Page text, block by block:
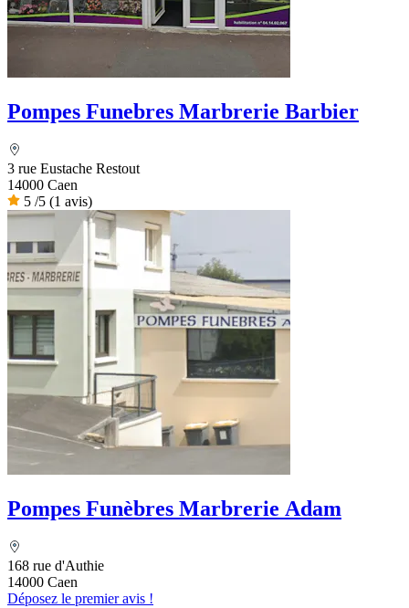
Pompes Funebres Marbrerie Barbier
3 rue Eustache Restout
14000 Caen
5 /5 (1 avis)
Pompes Funèbres Marbrerie Adam
168 rue d'Authie
14000 Caen
Déposez le premier avis !